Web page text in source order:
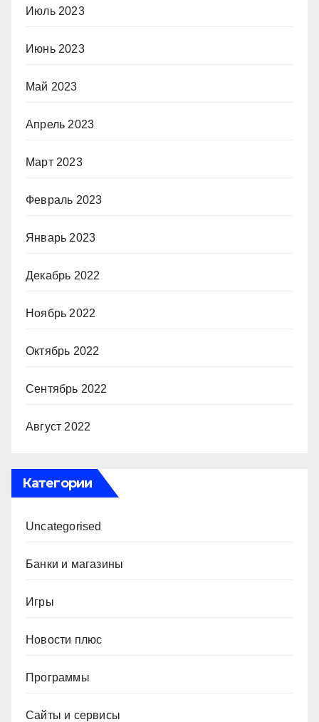
Июль 2023
Июнь 2023
Май 2023
Апрель 2023
Март 2023
Февраль 2023
Январь 2023
Декабрь 2022
Ноябрь 2022
Октябрь 2022
Сентябрь 2022
Август 2022
Категории
Uncategorised
Банки и магазины
Игры
Новости плюс
Программы
Сайты и сервисы